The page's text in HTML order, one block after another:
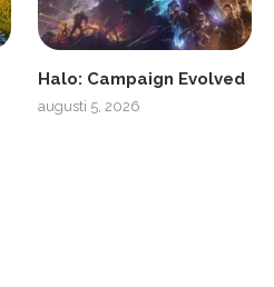
Halo: Campaign Evolved
augusti 5, 2026